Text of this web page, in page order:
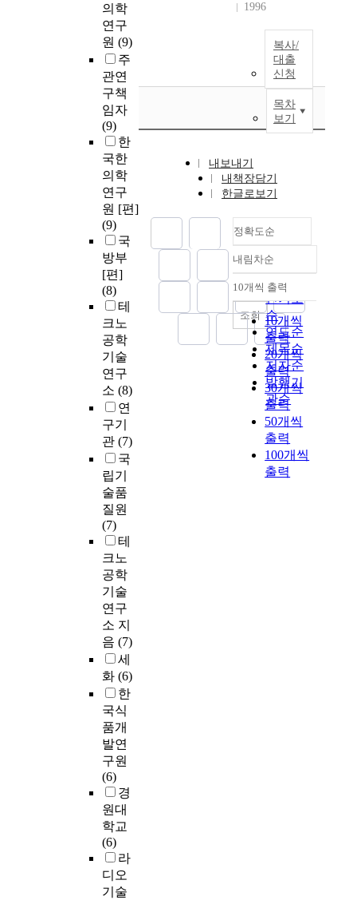
의학
연구
원 (9)
주
관연
구책
임자
(9)
한
국한
의학
연구
원 [편]
(9)
국
방부
[편]
(8)
테
크노
공학
기술
연구
소 (8)
연
구기
관 (7)
국
립기
술품
질원
(7)
테
크노
공학
기술
연구
소 지
음 (7)
세
화 (6)
한
국식
품개
발연
구원
(6)
경
원대
학교
(6)
라
디오
기술
1996
복사/
대출
신청
목차
보기
내보내기
내책장담기
한글로보기
정확도순
정확도
순
인기도
순
연도순
제목순
저자순
발행기
관순
내림차순
내림차순
10개씩 출력
10개씩
출력
20개씩
출력
30개씩
출력
50개씩
출력
100개씩
출력
조회